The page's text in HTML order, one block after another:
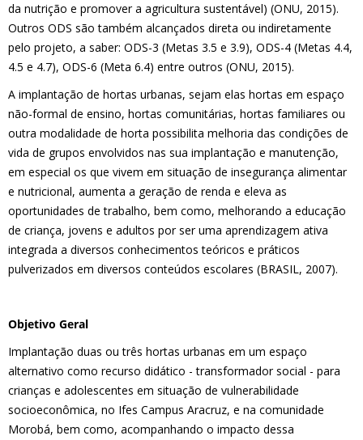
da nutrição e promover a agricultura sustentável) (ONU, 2015).
Outros ODS são também alcançados direta ou indiretamente
pelo projeto, a saber: ODS-3 (Metas 3.5 e 3.9), ODS-4 (Metas 4.4,
4.5 e 4.7), ODS-6 (Meta 6.4) entre outros (ONU, 2015).
A implantação de hortas urbanas, sejam elas hortas em espaço
não-formal de ensino, hortas comunitárias, hortas familiares ou
outra modalidade de horta possibilita melhoria das condições de
vida de grupos envolvidos nas sua implantação e manutenção,
em especial os que vivem em situação de insegurança alimentar
e nutricional, aumenta a geração de renda e eleva as
oportunidades de trabalho, bem como, melhorando a educação
de criança, jovens e adultos por ser uma aprendizagem ativa
integrada a diversos conhecimentos teóricos e práticos
pulverizados em diversos conteúdos escolares (BRASIL, 2007).
Objetivo Geral
Implantação duas ou três hortas urbanas em um espaço
alternativo como recurso didático - transformador social - para
crianças e adolescentes em situação de vulnerabilidade
socioeconômica, no Ifes Campus Aracruz, e na comunidade
Morobá, bem como, acompanhando o impacto dessa